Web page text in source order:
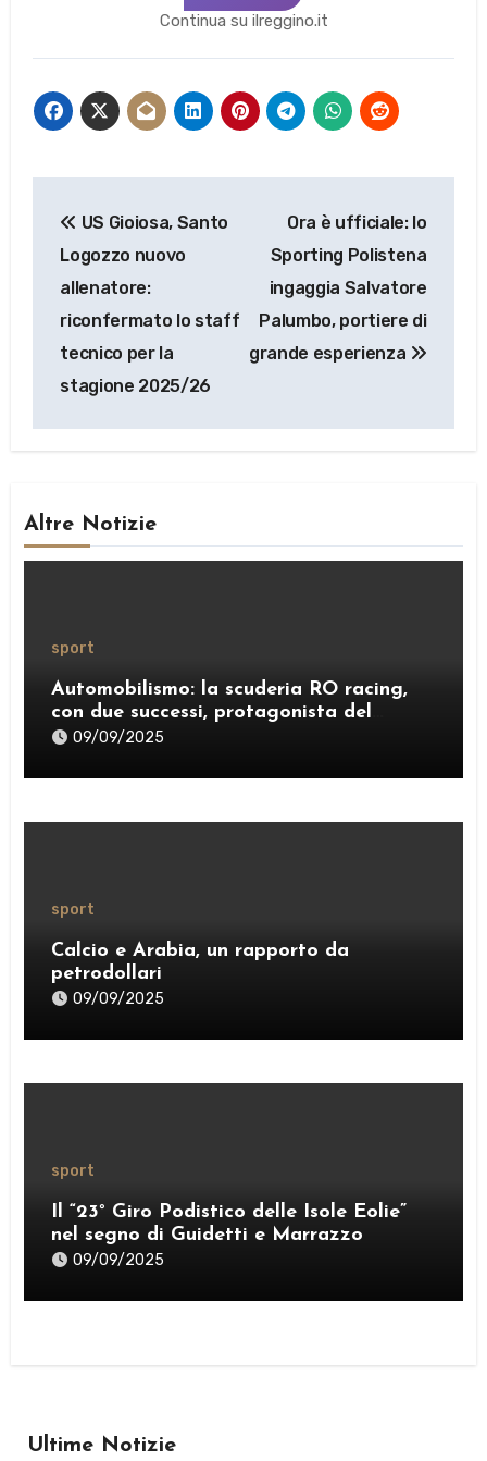
Continua su ilreggino.it
articoli
US Gioiosa, Santo
Logozzo nuovo
allenatore:
riconfermato lo staff
tecnico per la
stagione 2025/26
Ora è ufficiale: lo
Sporting Polistena
ingaggia Salvatore
Palumbo, portiere di
grande esperienza
Altre Notizie
sport
Automobilismo: la scuderia RO racing,
con due successi, protagonista del
weekend
09/09/2025
sport
Calcio e Arabia, un rapporto da
petrodollari
09/09/2025
sport
Il “23° Giro Podistico delle Isole Eolie”
nel segno di Guidetti e Marrazzo
09/09/2025
Ultime Notizie